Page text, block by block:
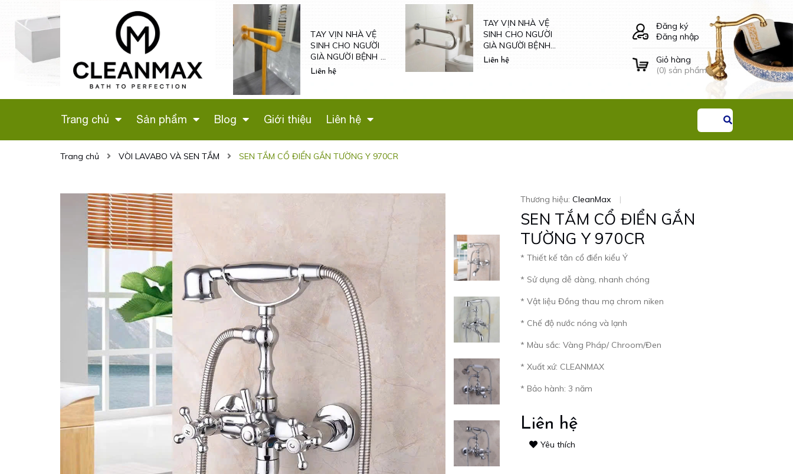
SINH
HỒNG
LÔ GIẤY ĐÔI (MÀU
ĐEN) CÓ GIÁ ĐỂ
ĐIỆN THOẠI - 346D
Liên hệ
TAY VỊN NHÀ VỆ
SINH CHO NGƯỜI
GIÀ NGƯỜI BỆNH -
TVN601
Liên hệ
TAY VỊN NHÀ VỆ
SINH CHO NGƯỜI
GIÀ NGƯỜI BỆNH
VÀ NỮ MANG THAI
Liên hệ
LÔ GIẤY VỆ SINH
ÂM TƯỜNG ĐÔI -
34504 CLEANMAX
Liên hệ
Đăng ký
Đăng nhập
Giỏ hàng
(0) sản phẩm
Trang chủ Sản phẩm Blog Giới thiệu Liên hệ
Trang chủ VÒI LAVABO VÀ SEN TẮM SEN TẮM CỔ ĐIỂN GẮN TƯỜNG Y 970CR
Thương hiệu: CleanMax |
SEN TẮM CỔ ĐIỂN GẮN
TƯỜNG Y 970CR
* Thiết kế tân cổ điển kiểu Ý
* Sử dụng dễ dàng, nhanh chóng
* Vật liệu Đồng thau mạ chrom niken
* Chế độ nước nóng và lạnh
* Màu sắc: Vàng Pháp/ Chroom/Đen
* Xuất xứ: CLEANMAX
* Bảo hành: 3 năm
Liên hệ
Yêu thích